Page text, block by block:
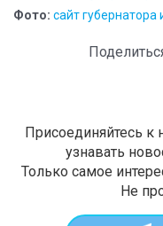
Фото: сайт губернатора
Присоединяйтесь к
узнавать
Только самое
Не